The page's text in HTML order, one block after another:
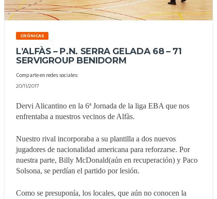
CRÓNICAS
L'ALFÀS – P.N. SERRA GELADA 68 – 71
SERVIGROUP BENIDORM
Comparte en redes sociales:
20/11/2017
Dervi Alicantino en la 6ª Jornada de la liga EBA que nos
enfrentaba a nuestros vecinos de Alfàs.
Nuestro rival incorporaba a su plantilla a dos nuevos
jugadores de nacionalidad americana para reforzarse. Por
nuestra parte, Billy McDonald(aún en recuperación) y Paco
Solsona, se perdían el partido por lesión.
Como se presuponía, los locales, que aún no conocen la